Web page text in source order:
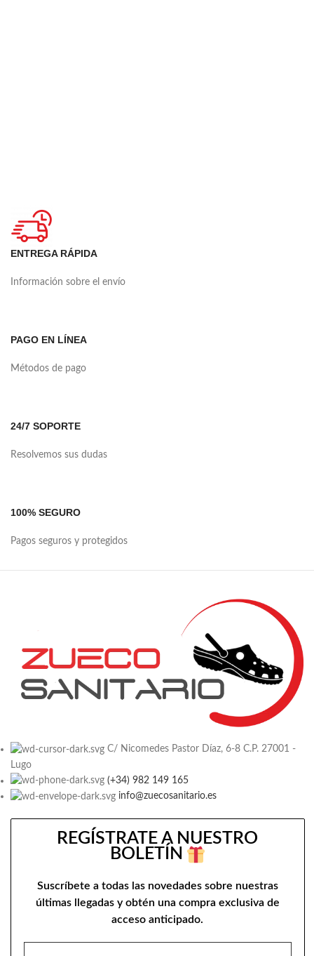
ENTREGA RÁPIDA
Información sobre el envío
PAGO EN LÍNEA
Métodos de pago
24/7 SOPORTE
Resolvemos sus dudas
100% SEGURO
Pagos seguros y protegidos
C/ Nicomedes Pastor Díaz, 6-8 C.P. 27001 -
Lugo
(+34) 982 149 165
info@zuecosanitario.es
REGÍSTRATE A NUESTRO
BOLETÍN
Suscríbete a todas las novedades sobre nuestras
últimas llegadas y obtén una compra exclusiva de
acceso anticipado.